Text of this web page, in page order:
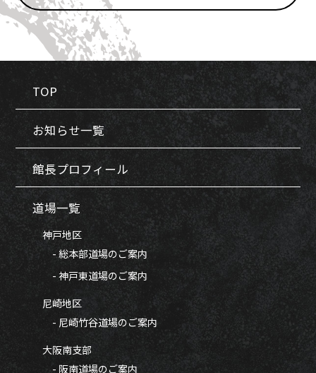
TOP
お知らせ一覧
館長プロフィール
道場一覧
神戸地区
- 総本部道場のご案内
- 神戸東道場のご案内
尼崎地区
- 尼崎竹谷道場のご案内
大阪南支部
- 阪南道場のご案内